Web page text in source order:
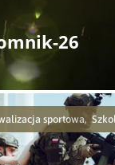
26
sportowa,